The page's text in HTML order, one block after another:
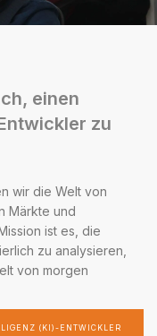
einen
zu
wir die Welt von
Märkte und
ist es, die
zu analysieren,
von morgen
(KI)-ENTWICKLER